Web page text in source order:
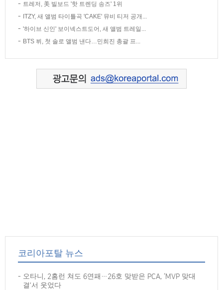
트레저, 美 빌보드 '핫 트렌딩 송즈' 1위
ITZY, 새 앨범 타이틀곡 'CAKE' 뮤비 티저 공개...
'하이브 신인' 보이넥스트도어, 새 앨범 트레일...
BTS 뷔, 첫 솔로 앨범 낸다…민희진 총괄 프...
코리아포탈 뉴스
오타니, 2홈런 쳐도 6연패…26호 맞받은 PCA, ‘MVP 맞대
결’서 웃었다